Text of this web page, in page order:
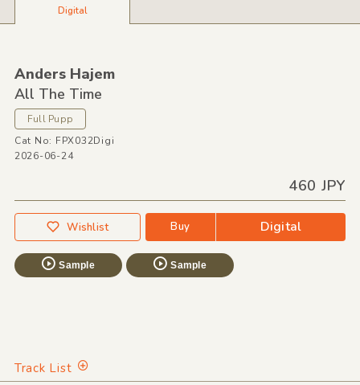
Digital
Anders Hajem
All The Time
Full Pupp
Cat No: FPX032Digi
2026-06-24
460 JPY
Wishlist Buy Digital
Sample Sample
Track List